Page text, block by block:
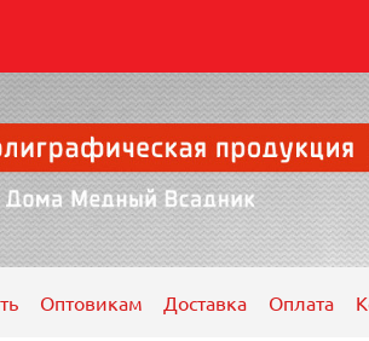
Оптовикам Доставка Оплата